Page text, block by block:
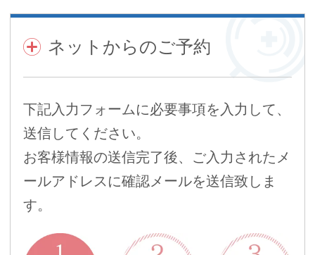
ネットからのご予約
下記入力フォームに必要事項を入力して、
送信してください。
お客様情報の送信完了後、ご入力されたメ
ールアドレスに確認メールを送信致しま
す。